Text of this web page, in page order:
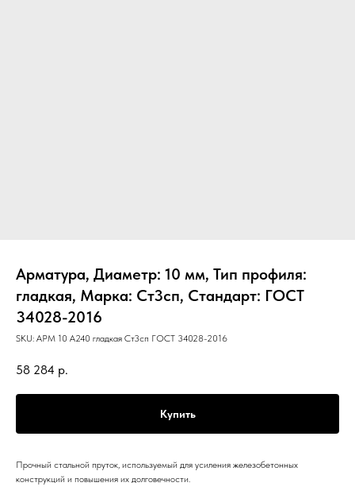
Арматура, Диаметр: 10 мм, Тип профиля:
гладкая, Марка: Ст3сп, Стандарт: ГОСТ
34028-2016
SKU: АРМ 10 А240 гладкая Ст3сп ГОСТ 34028-2016
58 284 р.
Купить
Прочный стальной пруток, используемый для усиления железобетонных
конструкций и повышения их долговечности.